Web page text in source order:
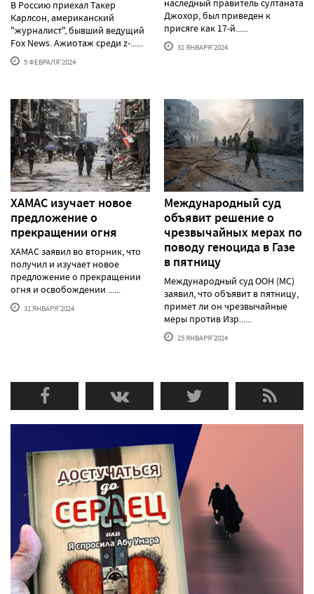
В Россию приехал Такер
Карлсон, американский
"журналист", бывший ведущий
Fox News. Ажиотаж среди z-......
5 ФЕВРАЛЯ'2024
Джохор, был приведен к
присяге как 17-й......
31 ЯНВАРЯ'2024
ХАМАС изучает новое
предложение о
прекращении огня
ХАМАС заявил во вторник, что
получил и изучает новое
предложение о прекращении
огня и освобождении ......
31 ЯНВАРЯ'2024
Международный суд
объявит решение о
чрезвычайных мерах по
поводу геноцида в Газе
в пятницу
Международный суд ООН (МС)
заявил, что объявит в пятницу,
примет ли он чрезвычайные
меры против Изр......
25 ЯНВАРЯ'2024